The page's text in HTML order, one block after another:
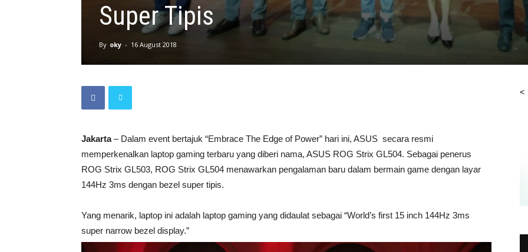
Super Tipis
By oky - 16 August 2018
Jakarta– Dalam event bertajuk “Embrace The Edge of Power” hari ini, ASUS secara resmi
memperkenalkan laptop gaming terbaru yang diberi nama, ASUS ROG Strix GL504. Sebagai penerus
ROG Strix GL503, ROG Strix GL504 menawarkan pengalaman baru dalam bermain game dengan layar
144Hz 3ms dengan bezel super tipis.
Yang menarik, laptop ini adalah laptop gaming yang didaulat sebagai “World’s first 15 inch 144Hz 3ms
super narrow bezel display.”
<